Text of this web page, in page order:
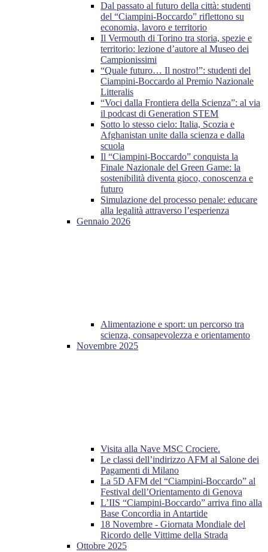
Dal passato al futuro della città: studenti
del “Ciampini-Boccardo” riflettono su
economia, lavoro e territorio
Il Vermouth di Torino tra storia, spezie e
territorio: lezione d’autore al Museo dei
Campionissimi
“Quale futuro… Il nostro!”: studenti del
Ciampini-Boccardo al Premio Nazionale
Litteralis
“Voci dalla Frontiera della Scienza”: al via
il podcast di Generation STEM
Sotto lo stesso cielo: Italia, Scozia e
Afghanistan unite dalla scienza e dalla
scuola
Il “Ciampini-Boccardo” conquista la
Finale Nazionale del Green Game: la
sostenibilità diventa gioco, conoscenza e
futuro
Simulazione del processo penale: educare
alla legalità attraverso l’esperienza
Gennaio 2026
Alimentazione e sport: un percorso tra
scienza, consapevolezza e orientamento
Novembre 2025
Visita alla Nave MSC Crociere.
Le classi dell’indirizzo AFM al Salone dei
Pagamenti di Milano
La 5D AFM del “Ciampini-Boccardo” al
Festival dell’Orientamento di Genova
L’IIS “Ciampini-Boccardo” arriva fino alla
Base Concordia in Antartide
18 Novembre - Giornata Mondiale del
Ricordo delle Vittime della Strada
Ottobre 2025